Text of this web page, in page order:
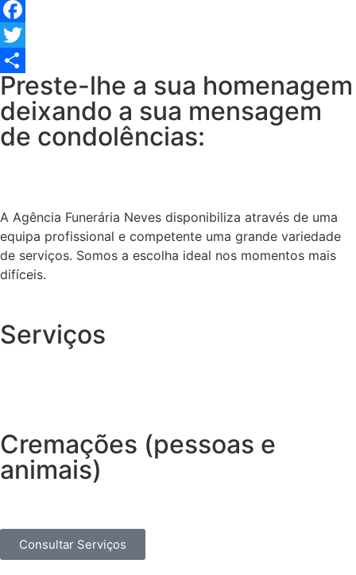
Facebook
Twitter
Share
Preste-lhe a sua homenagem
deixando a sua mensagem
de condolências:
A Agência Funerária Neves disponibiliza através de uma
equipa profissional e competente uma grande variedade
de serviços. Somos a escolha ideal nos momentos mais
difíceis.
Serviços
Cremações (pessoas e
animais)
Consultar Serviços